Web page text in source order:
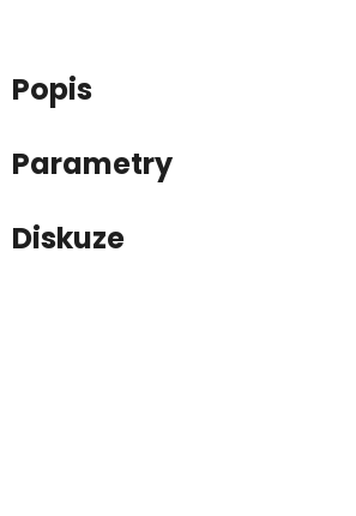
Popis
Parametry
Diskuze